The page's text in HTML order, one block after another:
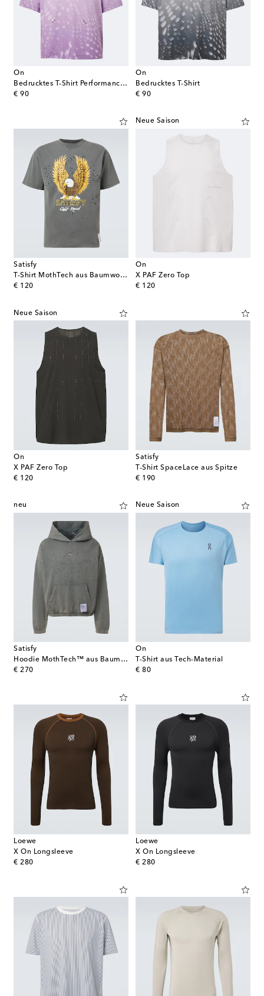
On
Bedrucktes T-Shirt Performance Volt
€ 90
original price
On
Bedrucktes T-Shirt
€ 90
original price
Satisfy
T-Shirt MothTech aus Baumwoll-Jersey
€ 120
original price
Neue Saison
On
X PAF Zero Top
€ 120
original price
Neue Saison
On
X PAF Zero Top
€ 120
original price
Satisfy
T-Shirt SpaceLace aus Spitze
€ 190
original price
neu
Satisfy
Hoodie MothTech™ aus Baumwolle
€ 270
original price
Neue Saison
On
T-Shirt aus Tech-Material
€ 80
original price
Loewe
X On Longsleeve
€ 280
original price
Loewe
X On Longsleeve
€ 280
original price